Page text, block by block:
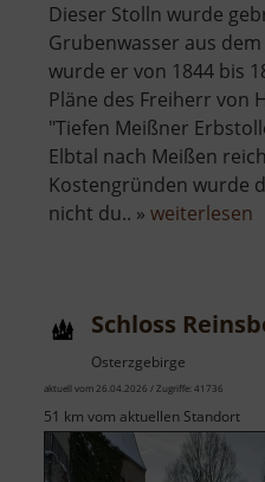
Dieser Stolln wurde
Grubenwasser aus
wurde er von 1844 bis
Pläne des Freiherr von
"Tiefen Meißner
Elbtal nach Meißen
Kostengründen wurde
nicht du.. » weiterlesen
Schloss
Osterzgebirge
aktuell vom 26.04.2026 / Zugriffe: 41736
51 km vom aktuellen Standort